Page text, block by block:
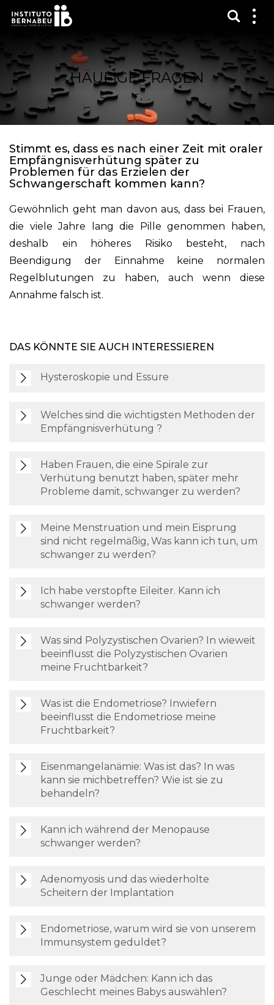
HÄUFIGE FRAGEN
Stimmt es, dass es nach einer Zeit mit oraler
Empfängnisverhütung später zu
Problemen für das Erzielen der
Schwangerschaft kommen kann?
Gewöhnlich geht man davon aus, dass bei Frauen,
die viele Jahre lang die Pille genommen haben,
deshalb ein höheres Risiko besteht, nach
Beendigung der Einnahme keine normalen
Regelblutungen zu haben, auch wenn diese
Annahme falsch ist.
DAS KÖNNTE SIE AUCH INTERESSIEREN
Hysteroskopie und Essure
Welches sind die wichtigsten Methoden der
Empfängnisverhütung ?
Haben Frauen, die eine Spirale zur
Verhütung benutzt haben, später mehr
Probleme damit, schwanger zu werden?
Meine Menstruation und mein Eisprung
sind nicht regelmäßig, Was kann ich tun, um
schwanger zu werden?
Ich habe verstopfte Eileiter. Kann ich
schwanger werden?
Was sind Polyzystischen Ovarien? In wieweit
beeinflusst die Polyzystischen Ovarien
meine Fruchtbarkeit?
Was ist die Endometriose? Inwiefern
beeinflusst die Endometriose meine
Fruchtbarkeit?
Eisenmangelanämie: Was ist das? In was
kann sie michbetreffen? Wie ist sie zu
behandeln?
Kann ich während der Menopause
schwanger werden?
Adenomyosis und das wiederholte
Scheitern der Implantation
Endometriose, warum wird sie von unserem
Immunsystem geduldet?
Junge oder Mädchen: Kann ich das
Geschlecht meines Babys auswählen?